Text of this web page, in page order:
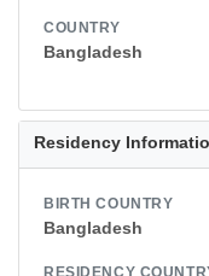
COUNTRY
Bangladesh
Residency
BIRTH COUNTRY
Bangladesh